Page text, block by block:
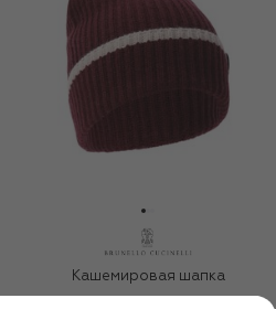
Кашемировая шапка